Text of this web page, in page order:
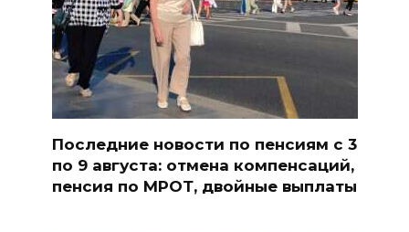
Последние новости по пенсиям с 3
по 9 августа: отмена компенсаций,
пенсия по МРОТ, двойные выплаты